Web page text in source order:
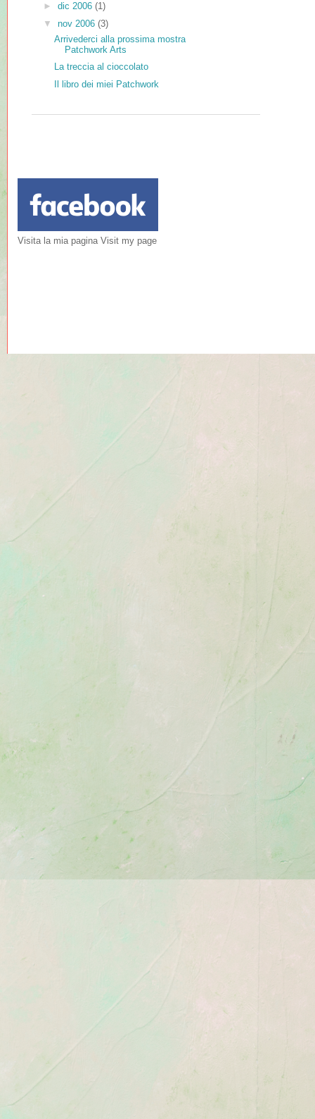
► dic 2006 (1)
▼ nov 2006 (3)
Arrivederci alla prossima mostra
Patchwork Arts
La treccia al cioccolato
Il libro dei miei Patchwork
Visita la mia pagina Visit my page